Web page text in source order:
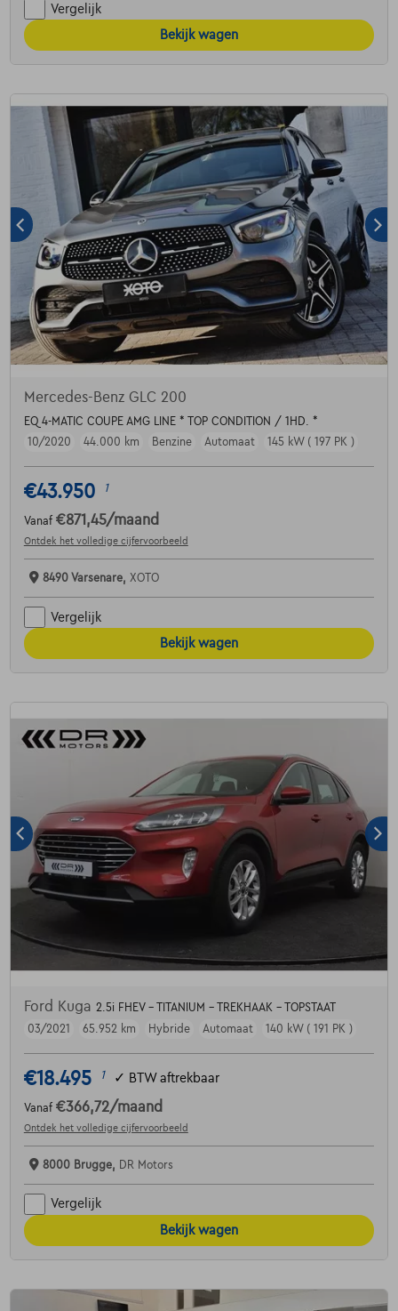
Vergelijk
Bekijk wagen
Mercedes-Benz GLC 200
EQ 4-MATIC COUPE AMG LINE * TOP CONDITION / 1HD. *
10/2020
44.000 km Benzine Automaat 145 kW ( 197 PK )
€43.950 1
Vanaf €871,45/maand
Ontdek het volledige cijfervoorbeeld
8490 Varsenare, XOTO
Vergelijk
Bekijk wagen
Ford Kuga 2.5i FHEV - TITANIUM - TREKHAAK - TOPSTAAT
03/2021
65.952 km Hybride Automaat 140 kW ( 191 PK )
€18.495 1 ✓ BTW aftrekbaar
Vanaf €366,72/maand
Ontdek het volledige cijfervoorbeeld
8000 Brugge, DR Motors
Vergelijk
Bekijk wagen